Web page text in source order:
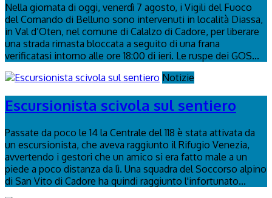
Nella giornata di oggi, venerdì 7 agosto, i Vigili del Fuoco
del Comando di Belluno sono intervenuti in località Diassa,
in Val d’Oten, nel comune di Calalzo di Cadore, per liberare
una strada rimasta bloccata a seguito di una frana
verificatasi intorno alle ore 18:00 di ieri. Le ruspe dei GOS...
Notizie
Escursionista scivola sul sentiero
Passate da poco le 14 la Centrale del 118 è stata attivata da
un escursionista, che aveva raggiunto il Rifugio Venezia,
avvertendo i gestori che un amico si era fatto male a un
piede a poco distanza da lì. Una squadra del Soccorso alpino
di San Vito di Cadore ha quindi raggiunto l'infortunato...